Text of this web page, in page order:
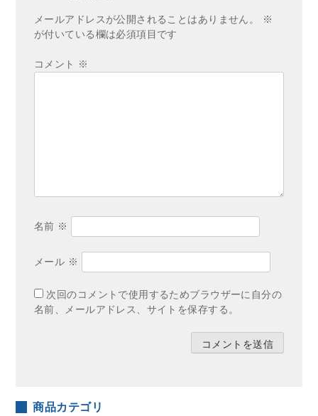
商品カテゴリ
メールアドレスが公開されることはありません。
※
が付いている欄は必須項目です
コメント ※
名前 ※
メール ※
次回のコメントで使用するためブラウザーに自分の
名前、メールアドレス、サイトを保存する。